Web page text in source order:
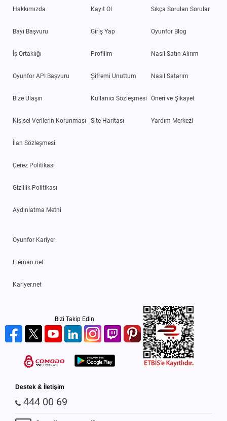
Hakkımızda
Bayi Başvuru
İş Ortaklığı
Oyunfor API Başvuru
Bize Ulaşın
Kişisel Verilerin Korunması
İlan Sözleşmesi
Çerez Politikası
Gizlilik Politikası
Aydınlatma Metni
Kayıt Ol
Giriş Yap
Profilim
Şifremi Unuttum
Kullanıcı Sözleşmesi
Site Haritası
Sıkça Sorulan Sorular
Oyunfor Blog
Nasıl Satın Alırım
Nasıl Satarım
Öneri ve Şikayet
Yardım Merkezi
Oyunfor Kariyer
Eleman.net
Kariyer.net
Bizi Takip Edin
Destek & İletişim
444 00 69